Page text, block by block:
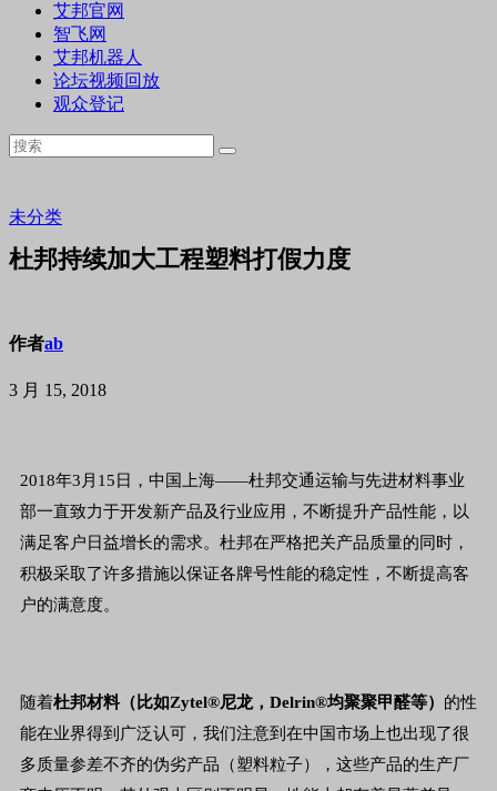
艾邦官网
智飞网
艾邦机器人
论坛视频回放
观众登记
未分类
杜邦持续加大工程塑料打假力度
作者ab
3 月 15, 2018
2018年3月15日，中国上海——杜邦交通运输与先进材料事业
部一直致力于开发新产品及行业应用，不断提升产品性能，以
满足客户日益增长的需求。杜邦在严格把关产品质量的同时，
积极采取了许多措施以保证各牌号性能的稳定性，不断提高客
户的满意度。
随着杜邦材料（比如Zytel®尼龙，Delrin®均聚聚甲醛等） 的性
能在业界得到广泛认可，我们注意到在中国市场上也出现了很
多质量参差不齐的伪劣产品（塑料粒子），这些产品的生产厂